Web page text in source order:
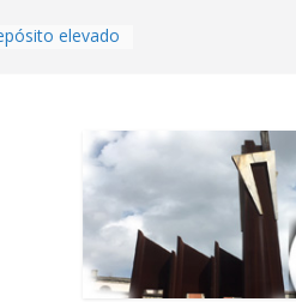
elevado
del lunes
de Ugao-
nuevo